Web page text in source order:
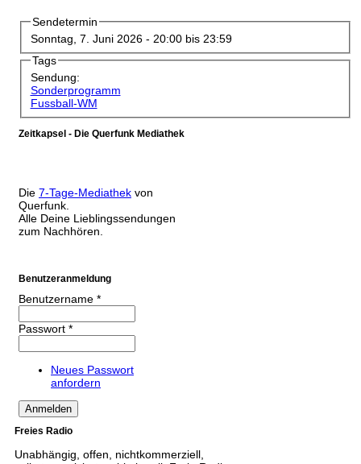
Sendetermin
Sonntag, 7. Juni 2026 - 20:00bis 23:59
Tags
Sendung:
Sonderprogramm
Fussball-WM
Zeitkapsel - Die Querfunk Mediathek
Die 7-Tage-Mediathek von
Querfunk.
Alle Deine Lieblingssendungen
zum Nachhören.
Benutzeranmeldung
Benutzername *
Passwort *
Neues Passwort
anfordern
Freies Radio
Unabhängig, offen, nichtkommerziell,